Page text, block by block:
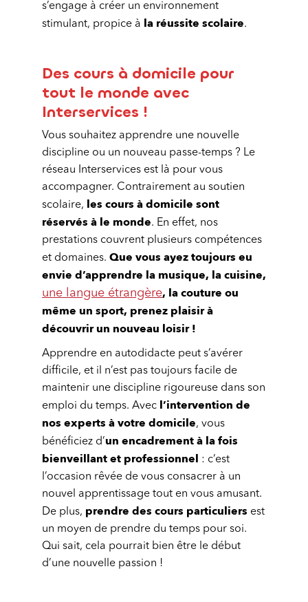
s’engage à créer un environnement
stimulant, propice à la réussite scolaire.
Des cours à domicile pour
tout le monde avec
Interservices !
Vous souhaitez apprendre une nouvelle
discipline ou un nouveau passe-temps ? Le
réseau Interservices est là pour vous
accompagner. Contrairement au soutien
scolaire, les cours à domicile sont
réservés à le monde. En effet, nos
prestations couvrent plusieurs compétences
et domaines. Que vous ayez toujours eu
envie d’apprendre la musique, la cuisine,
une langue étrangère, la couture ou
même un sport, prenez plaisir à
découvrir un nouveau loisir !
Apprendre en autodidacte peut s’avérer
difficile, et il n’est pas toujours facile de
maintenir une discipline rigoureuse dans son
emploi du temps. Avec l’intervention de
nos experts à votre domicile, vous
bénéficiez d’un encadrement à la fois
bienveillant et professionnel : c’est
l’occasion rêvée de vous consacrer à un
nouvel apprentissage tout en vous amusant.
De plus, prendre des cours particuliers est
un moyen de prendre du temps pour soi.
Qui sait, cela pourrait bien être le début
d’une nouvelle passion !